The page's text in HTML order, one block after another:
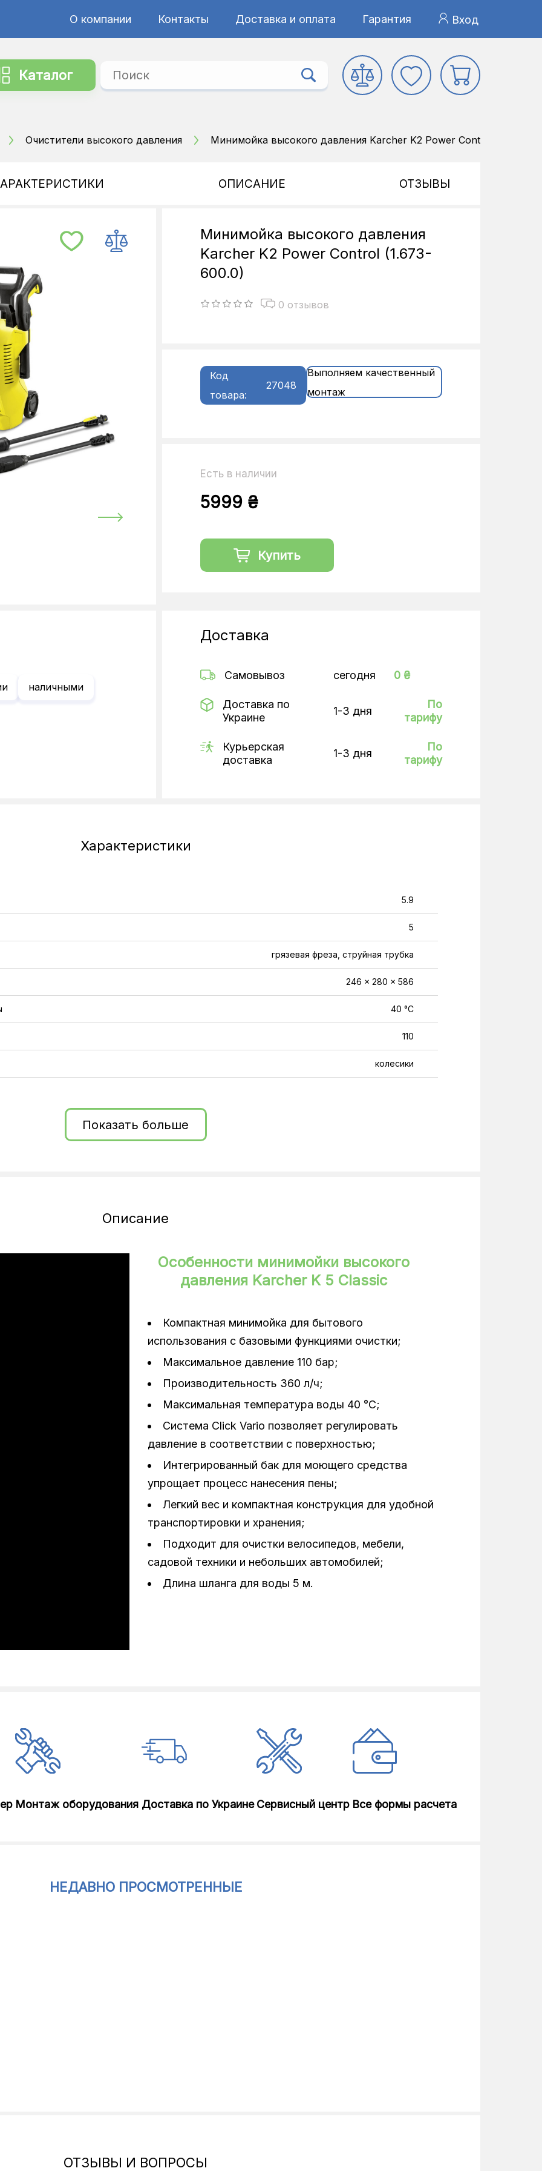
О компании Контакты Доставка и оплата Гарантия Вход
Каталог
Очистители высокого давления Минимойка высокого давления Karcher K2 Power Control (1.673-
ОПИСАНИЕ ОТЗЫВЫ
наличными
Минимойка высокого давления
Karcher K2 Power Control (1.673-
600.0)
0 отзывов
Код
товара:
27048
Выполняем качественный
монтаж
Есть в наличии
5999 ₴
Купить
Доставка
Самовывоз сегодня 0 ₴
Доставка по
Украине
1-3 дня
По
тарифу
Курьерская
доставка
1-3 дня
По
тарифу
Характеристики
5.9
5
грязевая фреза, струйная трубка
246 x 280 x 586
40 °C
110
колесики
Показать больше
Описание
Особенности минимойки высокого
давления Karcher K 5 Classic
Компактная минимойка для бытового
использования с базовыми функциями очистки;
Максимальное давление 110 бар;
Производительность 360 л/ч;
Максимальная температура воды 40 °C;
Система Click Vario позволяет регулировать
давление в соответствии с поверхностью;
Интегрированный бак для моющего средства
упрощает процесс нанесения пены;
Легкий вес и компактная конструкция для удобной
транспортировки и хранения;
Подходит для очистки велосипедов, мебели,
садовой техники и небольших автомобилей;
Длина шланга для воды 5 м.
Монтаж оборудования Доставка по Украине Сервисный центр Все формы расчета
НЕДАВНО ПРОСМОТРЕННЫЕ
ОТЗЫВЫ И ВОПРОСЫ